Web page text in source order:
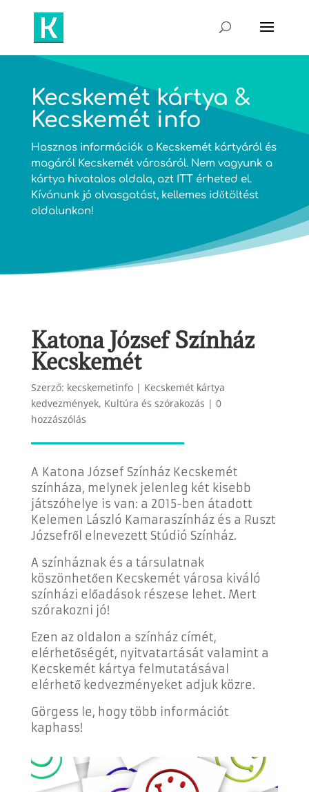
Kecskemét kártya &
Kecskemét info
Hasznos információk a Kecskemét kártyáról és
magáról Kecskemét városáról. Nem vagyunk a
kártya hivatalos oldala, azt ITTérheted el.
Kívánunk jó olvasgatást, kellemes időtöltést
oldalunkon!
Katona József Színház
Kecskemét
Szerző: kecskemetinfo| Kecskemét kártya
kedvezmények, Kultúra és szórakozás | 0
hozzászólás
A Katona József Színház Kecskemét
színháza, melynek jelenleg két kisebb
játszóhelye is van: a 2015-ben átadott
Kelemen László Kamaraszínház és a Ruszt
Józsefről elnevezett Stúdió Színház.
A színháznak és a társulatnak
köszönhetően Kecskemét városa kiváló
színházi előadások részese lehet. Mert
szórakozni jó!
Ezen az oldalon a színház címét,
elérhetőségét, nyitvatartását valamint a
Kecskemét kártya felmutatásával
elérhető kedvezményeket adjuk közre.
Görgess le, hogy több információt
kaphass!